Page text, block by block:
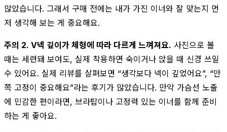
많았습니다. 그래서 구매 전에는 내가 가진 이너와 잘 맞는지 먼
저 생각해 보는 게 중요해요.
주의 2. V넥 깊이가 체형에 따라 다르게 느껴져요. 사진으로 볼
때는 세련돼 보여도, 실제 착용하면 숙이거나 앉을 때 신경 쓰일
수 있어요. 실제 리뷰를 살펴보면 “생각보다 넥이 깊었어요”, “안
쪽 고정이 중요해요”라는 후기가 많았습니다. 만약 가슴선 노출
에 민감한 편이라면, 브라탑이나 고정력 있는 이너를 함께 준비
하는 게 좋아요.